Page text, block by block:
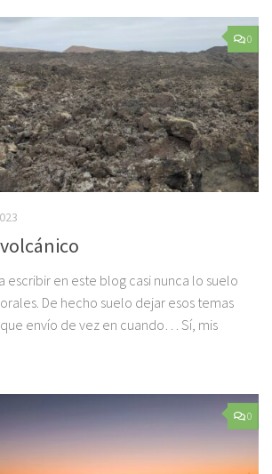
0
escribir en este blog casi nunca lo suelo
De hecho suelo dejar esos temas
envío de vez en cuando… Sí, mis
0